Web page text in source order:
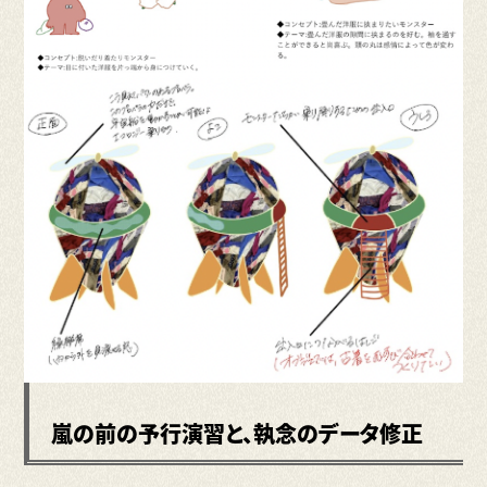
嵐の前の予行演習と、執念のデータ修正